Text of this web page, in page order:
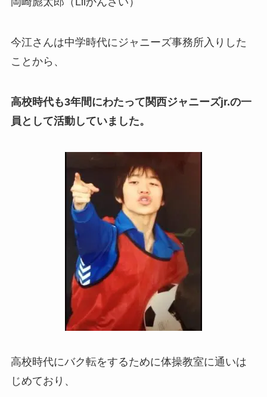
今江さんは中学時代にジャニーズ事務所入りした
ことから、
高校時代も3年間にわたって関西ジャニーズjr.の一
員として活動していました。
高校時代にバク転をするために体操教室に通いは
じめており、